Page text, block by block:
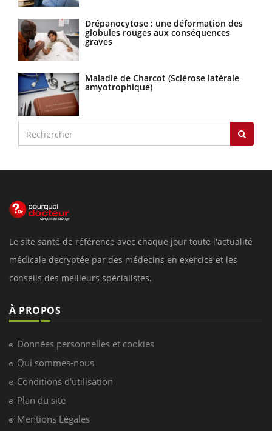
Drépanocytose : une déformation des
globules rouges aux conséquences
graves
Maladie de Charcot (Sclérose latérale
amyotrophique)
Le site santé de référence avec chaque jour toute l'actualité
médicale decryptée par des médecins en exercice et les
conseils des meilleurs spécialistes.
À PROPOS
Données personnelles et cookies
Qui sommes-nous
Conditions d'utilisation
Plan du site
Mentions Légales